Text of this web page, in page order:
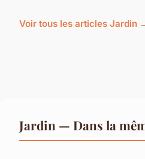
Voir tous les articles Jardin
Jardin — Dans la